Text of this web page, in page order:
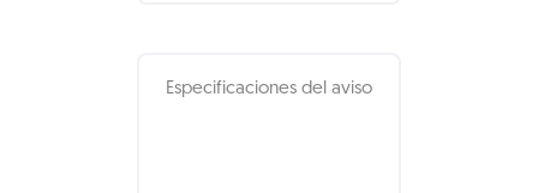
Especificaciones del aviso